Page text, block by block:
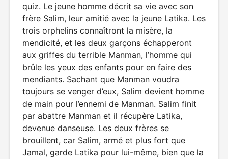
quiz. Le jeune homme décrit sa vie avec son
frère Salim, leur amitié avec la jeune Latika. Les
trois orphelins connaîtront la misère, la
mendicité, et les deux garçons échapperont
aux griffes du terrible Manman, l’homme qui
brûle les yeux des enfants pour en faire des
mendiants. Sachant que Manman voudra
toujours se venger d’eux, Salim devient homme
de main pour l’ennemi de Manman. Salim finit
par abattre Manman et il récupère Latika,
devenue danseuse. Les deux frères se
brouillent, car Salim, armé et plus fort que
Jamal, garde Latika pour lui-même, bien que la